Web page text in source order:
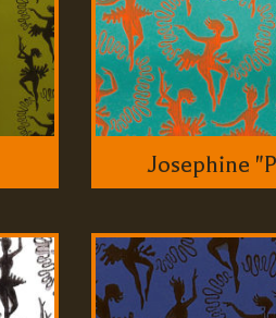
Josephine